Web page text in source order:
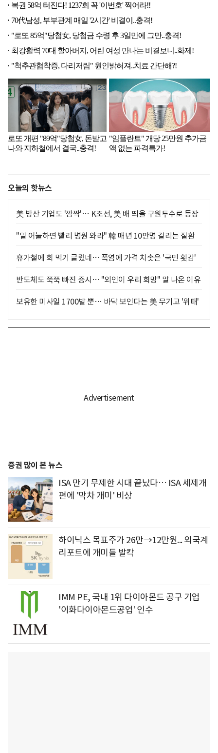
오늘의 핫뉴스
美 방산 기업도 '깜짝'… K조선, 美 배 띄울 구원투수로 등장
"말 어눌하면 빨리 병원 와라" 韓 매년 10만명 걸리는 질환
휴가철에 회 먹기 글렀네… 폭염에 가격 치솟은 '국민 횟감'
반도체도 쭉쭉 빠진 증시… "외인이 우리 희망" 말 나온 이유
보유한 미사일 1700발 뿐… 바닥 보인다는 美 무기고 '위태'
증권 많이 본 뉴스
ISA 만기 무제한 시대 끝났다… ISA 세제개
편에 '막차 개미' 비상
하이닉스 목표주가 26만→12만원... 외국계
리포트에 개미들 발칵
IMM PE, 국내 1위 다이아몬드 공구 기업
'이화다이아몬드공업' 인수